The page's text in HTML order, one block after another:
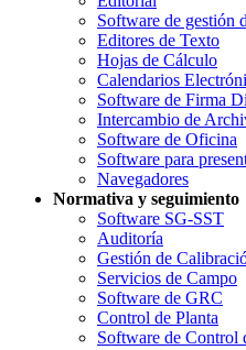
Software de gestión
Editores de Texto
Hojas de Cálculo
Calendarios
Software de Firma
Intercambio de
Software de Oficina
Software para
Navegadores
Normativa y seguimiento
Software SG-SST
Auditoría
Gestión de
Servicios de Campo
Software de GRC
Control de Planta
Software de Control